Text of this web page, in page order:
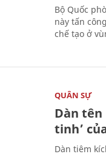
Bộ Quốc
này tấn
chế tạo ở
QUÂN SỰ
Dàn
tinh’
Dàn tiêm